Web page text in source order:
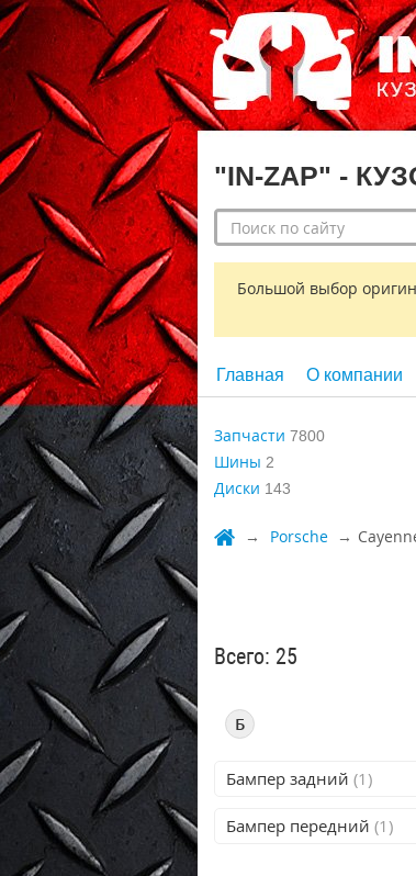
"IN-ZAP" -
Большой выбор
Главная О компании
Запчасти 7800
Шины 2
Диски 143
Porsche
Всего: 25
Б
Бампер задний (1)
Бампер передний (1)